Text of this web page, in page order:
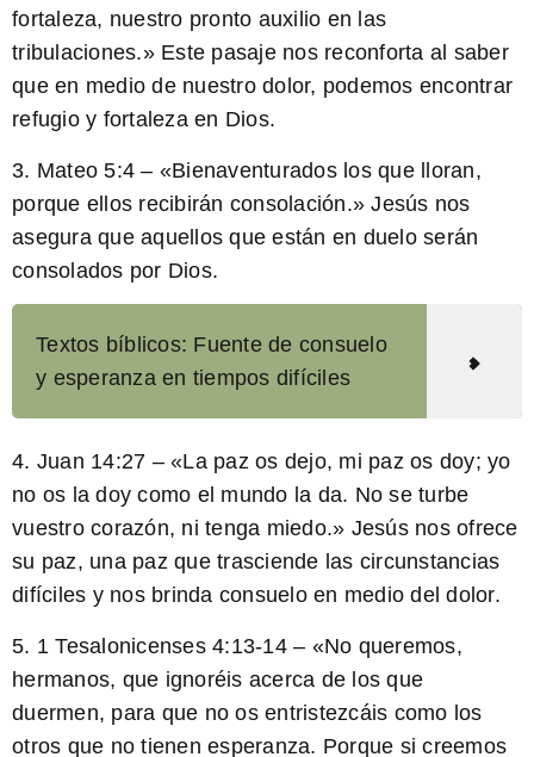
fortaleza, nuestro pronto auxilio en las
tribulaciones.» Este pasaje nos reconforta al saber
que en medio de nuestro dolor, podemos encontrar
refugio y fortaleza en Dios.
3. Mateo 5:4 – «Bienaventurados los que lloran,
porque ellos recibirán consolación.» Jesús nos
asegura que aquellos que están en duelo serán
consolados por Dios.
Textos bíblicos: Fuente de consuelo
y esperanza en tiempos difíciles
4. Juan 14:27 – «La paz os dejo, mi paz os doy; yo
no os la doy como el mundo la da. No se turbe
vuestro corazón, ni tenga miedo.» Jesús nos ofrece
su paz, una paz que trasciende las circunstancias
difíciles y nos brinda consuelo en medio del dolor.
5. 1 Tesalonicenses 4:13-14 – «No queremos,
hermanos, que ignoréis acerca de los que
duermen, para que no os entristezcáis como los
otros que no tienen esperanza. Porque si creemos